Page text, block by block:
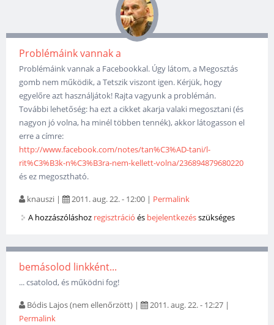
Problémáink vannak a
Problémáink vannak a Facebookkal. Úgy látom, a Megosztás
gomb nem működik, a Tetszik viszont igen. Kérjük, hogy
egyelőre azt használjátok! Rajta vagyunk a problémán.
További lehetőség: ha ezt a cikket akarja valaki megosztani (és
nagyon jó volna, ha minél többen tennék), akkor látogasson el
erre a címre:
http://www.facebook.com/notes/tan%C3%AD-tani/l-
rit%C3%B3k-n%C3%B3ra-nem-kellett-volna/236894879680220
és ez megosztható.
knauszi | 2011. aug. 22. - 12:00 | Permalink
A hozzászóláshoz regisztráció és bejelentkezésszükséges
bemásolod linkként...
... csatolod, és működni fog!
Bódis Lajos (nem ellenőrzött) | 2011. aug. 22. - 12:27 |
Permalink